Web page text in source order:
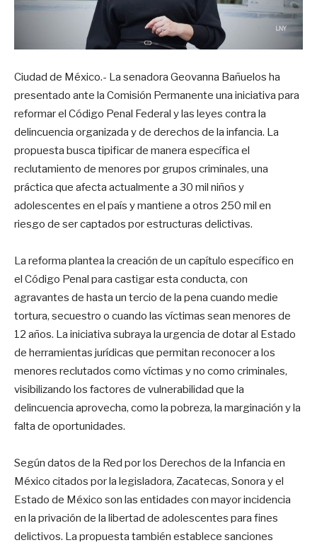
Ciudad de México.- La senadora Geovanna Bañuelos ha
presentado ante la Comisión Permanente una iniciativa para
reformar el Código Penal Federal y las leyes contra la
delincuencia organizada y de derechos de la infancia. La
propuesta busca tipificar de manera específica el
reclutamiento de menores por grupos criminales, una
práctica que afecta actualmente a 30 mil niños y
adolescentes en el país y mantiene a otros 250 mil en
riesgo de ser captados por estructuras delictivas.
La reforma plantea la creación de un capítulo específico en
el Código Penal para castigar esta conducta, con
agravantes de hasta un tercio de la pena cuando medie
tortura, secuestro o cuando las víctimas sean menores de
12 años. La iniciativa subraya la urgencia de dotar al Estado
de herramientas jurídicas que permitan reconocer a los
menores reclutados como víctimas y no como criminales,
visibilizando los factores de vulnerabilidad que la
delincuencia aprovecha, como la pobreza, la marginación y la
falta de oportunidades.
Según datos de la Red por los Derechos de la Infancia en
México citados por la legisladora, Zacatecas, Sonora y el
Estado de México son las entidades con mayor incidencia
en la privación de la libertad de adolescentes para fines
delictivos. La propuesta también establece sanciones